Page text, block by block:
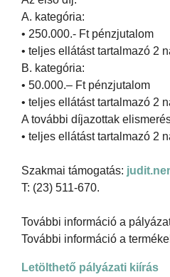
A. kategória:
• 250.000.- Ft pénzjutalom
• teljes ellátást tartalmazó 2
B. kategória:
• 50.000.– Ft pénzjutalom
• teljes ellátást tartalmazó 2
A további díjazottak
• teljes ellátást tartalmazó 2
Szakmai támogatás:
T: (23) 511-670.
További információ a
További információ a
Letölthető pályázati kiírás